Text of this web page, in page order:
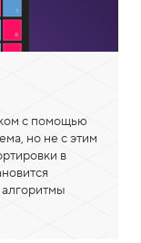
с помощью
но не с этим
в
алгоритмы